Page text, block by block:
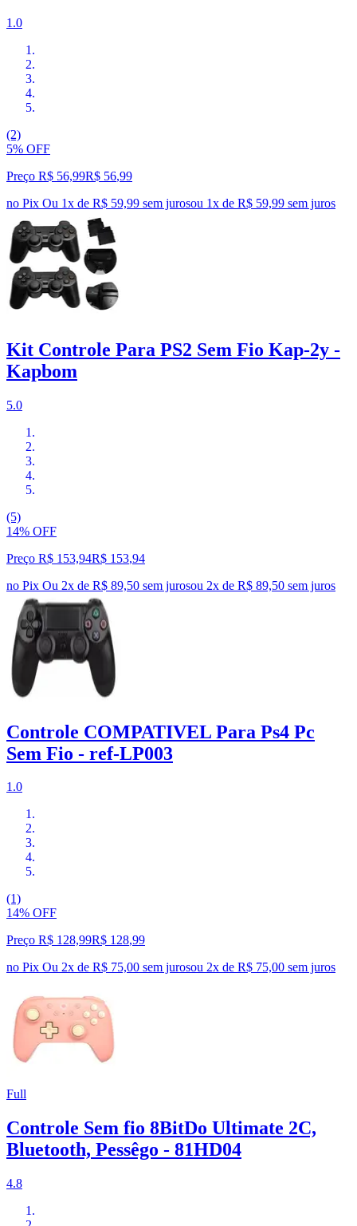
1.0
(2)
5% OFF
Preço R$ 56,99R$ 56,99
no Pix Ou 1x de R$ 59,99 sem jurosou 1x de R$ 59,99 sem juros
Kit Controle Para PS2 Sem Fio Kap-2y -
Kapbom
5.0
(5)
14% OFF
Preço R$ 153,94R$ 153,94
no Pix Ou 2x de R$ 89,50 sem jurosou 2x de R$ 89,50 sem juros
Controle COMPATIVEL Para Ps4 Pc
Sem Fio - ref-LP003
1.0
(1)
14% OFF
Preço R$ 128,99R$ 128,99
no Pix Ou 2x de R$ 75,00 sem jurosou 2x de R$ 75,00 sem juros
Full
Controle Sem fio 8BitDo Ultimate 2C,
Bluetooth, Pessêgo - 81HD04
4.8